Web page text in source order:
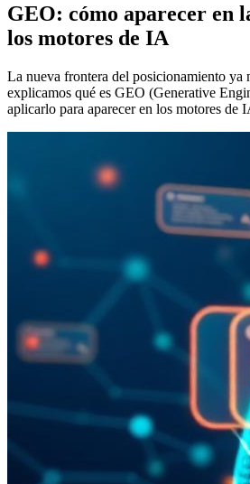
GEO: cómo aparecer en
los motores de IA
La nueva frontera del posicionamiento ya
explicamos qué es GEO (Generative
aplicarlo para aparecer en los motores de